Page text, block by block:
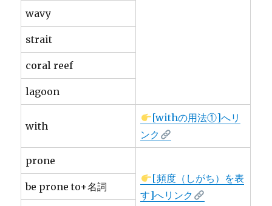
wavy
strait
coral reef
lagoon
with
[withの用法①]へリ
ンク
prone
[頻度（しがち）を表
す]へリンク
be prone to+名詞